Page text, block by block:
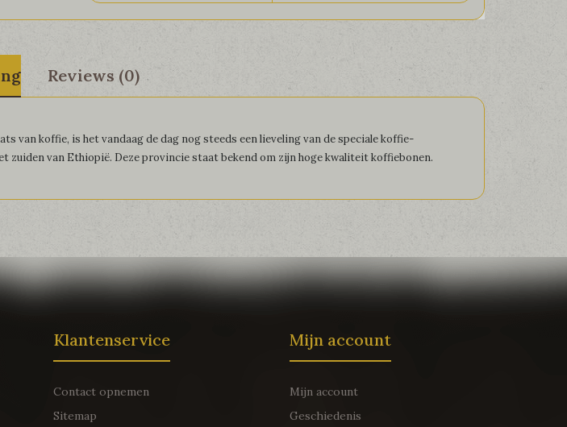
Reviews (0)
van koffie, is het vandaag de dag nog steeds een lieveling van de speciale koffie-
zuiden van Ethiopië. Deze provincie staat bekend om zijn hoge kwaliteit koffiebonen.
Klantenservice
Contact opnemen
Sitemap
Mijn account
Mijn account
Geschiedenis